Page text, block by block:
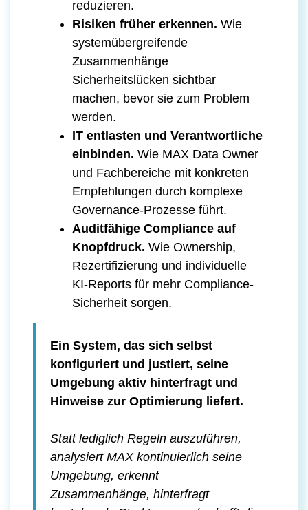
reduzieren.
Risiken früher erkennen. Wie
systemübergreifende
Zusammenhänge
Sicherheitslücken sichtbar
machen, bevor sie zum Problem
werden.
IT entlasten und Verantwortliche
einbinden. Wie MAX Data Owner
und Fachbereiche mit konkreten
Empfehlungen durch komplexe
Governance-Prozesse führt.
Auditfähige Compliance auf
Knopfdruck. Wie Ownership,
Rezertifizierung und individuelle
KI-Reports für mehr Compliance-
Sicherheit sorgen.
Ein System, das sich selbst
konfiguriert und justiert, seine
Umgebung aktiv hinterfragt und
Hinweise zur Optimierung liefert.
Statt lediglich Regeln auszuführen,
analysiert MAX kontinuierlich seine
Umgebung, erkennt
Zusammenhänge, hinterfragt